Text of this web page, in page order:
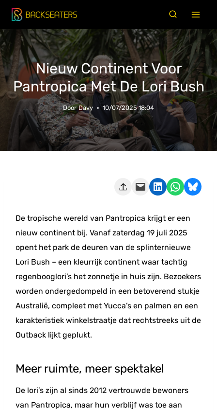
Doorgaan
naar
inhoud
Nieuw Continent Voor
Pantropica Met De Lori Bush
Door Davy 10/07/2025 18:04
Deze pagina e-mailen Delen op LinkedIn Delen via WhatsApp Share on Bluesky
De tropische wereld van Pantropica krijgt er een
nieuw continent bij. Vanaf zaterdag 19 juli 2025
opent het park de deuren van de splinternieuwe
Lori Bush – een kleurrijk continent waar tachtig
regenbooglori’s het zonnetje in huis zijn. Bezoekers
worden ondergedompeld in een betoverend stukje
Australië, compleet met Yucca’s en palmen en een
karakteristiek winkelstraatje dat rechtstreeks uit de
Outback lijkt geplukt.
Meer ruimte, meer spektakel
De lori’s zijn al sinds 2012 vertrouwde bewoners
van Pantropica, maar hun verblijf was toe aan